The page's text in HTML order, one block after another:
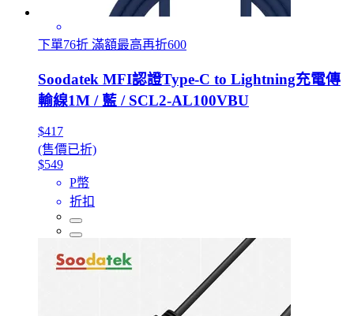
下單76折 滿額最高再折600
Soodatek MFI認證Type-C to Lightning充電傳
輸線1M / 藍 / SCL2-AL100VBU
$417
(售價已折)
$549
P幣
折扣